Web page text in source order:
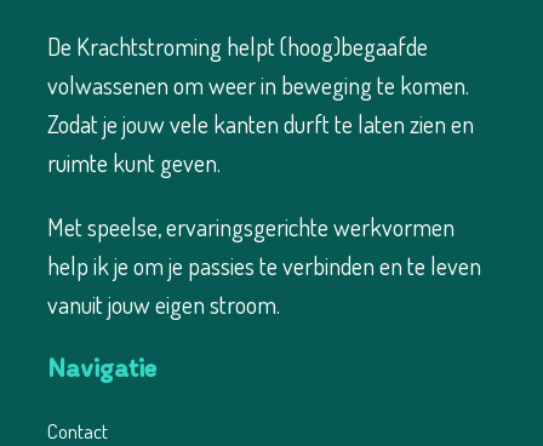
De Krachtstroming helpt (hoog)begaafde
volwassenen om weer in beweging te komen.
Zodat je jouw vele kanten durft te laten zien en
ruimte kunt geven.
Met speelse, ervaringsgerichte werkvormen
help ik je om je passies te verbinden en te leven
vanuit jouw eigen stroom.
Navigatie
Contact